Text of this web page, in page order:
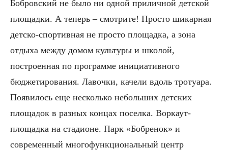
Бобровский не было ни одной приличной детской
площадки. А теперь – смотрите! Просто шикарная
детско-спортивная не просто площадка, а зона
отдыха между домом культуры и школой,
построенная по программе инициативного
бюджетирования. Лавочки, качели вдоль тротуара.
Появилось еще несколько небольших детских
площадок в разных концах поселка. Воркаут-
площадка на стадионе. Парк «Бобренок» и
современный многофункциональный центр